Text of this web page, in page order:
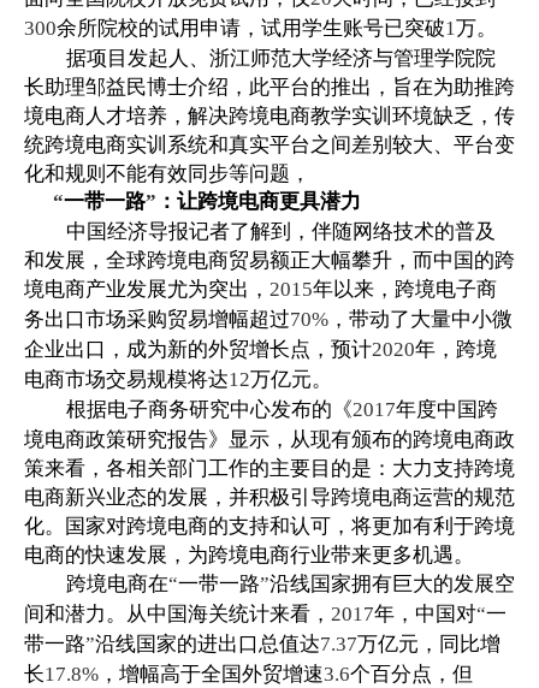
300余所院校的试用申请，试用学生账号已突破1万。
据项目发起人、浙江师范大学经济与管理学院院
长助理邹益民博士介绍，此平台的推出，旨在为助推跨
境电商人才培养，解决跨境电商教学实训环境缺乏，传
统跨境电商实训系统和真实平台之间差别较大、平台变
化和规则不能有效同步等问题，
“一带一路” ：让跨境电商更具潜力
中国经济导报记者了解到，伴随网络技术的普及
和发展，全球跨境电商贸易额正大幅攀升，而中国的跨
境电商产业发展尤为突出， 2015年以来，跨境电子商
务出口市场采购贸易增幅超过70% ，带动了大量中小微
企业出口，成为新的外贸增长点，预计2020年，跨境
电商市场交易规模将达12万亿元。
根据电子商务研究中心发布的《2017年度中国跨
境电商政策研究报告》显示，从现有颁布的跨境电商政
策来看，各相关部门工作的主要目的是：大力支持跨境
电商新兴业态的发展，并积极引导跨境电商运营的规范
化。国家对跨境电商的支持和认可，将更加有利于跨境
电商的快速发展，为跨境电商行业带来更多机遇。
跨境电商在“一带一路”沿线国家拥有巨大的发展空
间和潜力。从中国海关统计来看， 2017年，中国对“一
带一路”沿线国家的进出口总值达7.37万亿元，同比增
长17.8% ，增幅高于全国外贸增速3.6个百分点，但